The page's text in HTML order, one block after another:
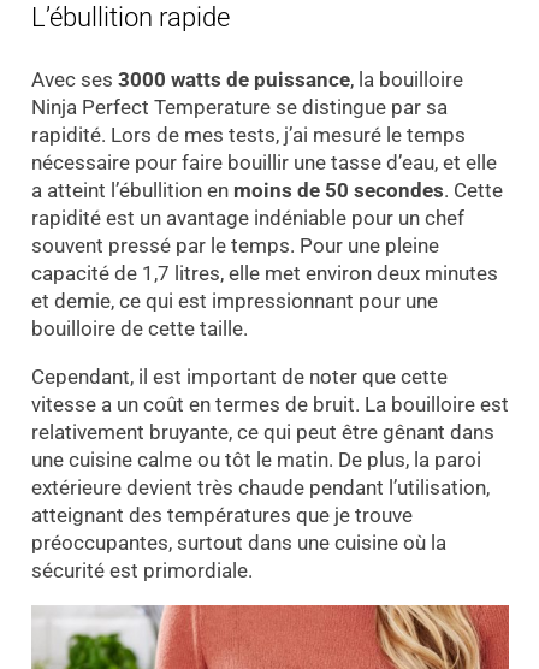
L’ébullition rapide
Avec ses 3000 watts de puissance, la bouilloire
Ninja Perfect Temperature se distingue par sa
rapidité. Lors de mes tests, j’ai mesuré le temps
nécessaire pour faire bouillir une tasse d’eau, et elle
a atteint l’ébullition en moins de 50 secondes. Cette
rapidité est un avantage indéniable pour un chef
souvent pressé par le temps. Pour une pleine
capacité de 1,7 litres, elle met environ deux minutes
et demie, ce qui est impressionnant pour une
bouilloire de cette taille.
Cependant, il est important de noter que cette
vitesse a un coût en termes de bruit. La bouilloire est
relativement bruyante, ce qui peut être gênant dans
une cuisine calme ou tôt le matin. De plus, la paroi
extérieure devient très chaude pendant l’utilisation,
atteignant des températures que je trouve
préoccupantes, surtout dans une cuisine où la
sécurité est primordiale.